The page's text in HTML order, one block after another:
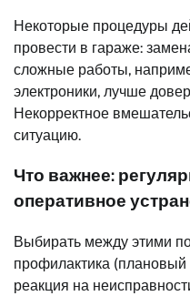
Некоторые процедуры
провести в гараже:
сложные работы,
электроники, лучше
Некорректное
ситуацию.
Что важнее:
оперативное
Выбирать между этими
профилактика (плановый
реакция на